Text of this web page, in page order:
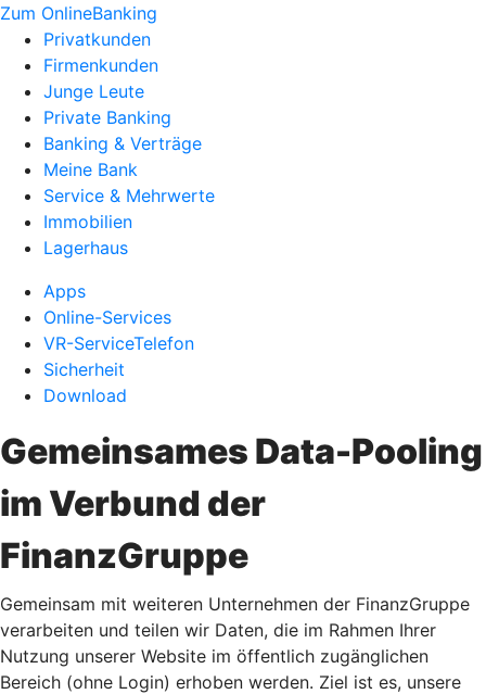
Zum OnlineBanking
Privatkunden
Firmenkunden
Junge Leute
Private Banking
Banking & Verträge
Meine Bank
Service & Mehrwerte
Immobilien
Lagerhaus
Apps
Online-Services
VR-ServiceTelefon
Sicherheit
Download
Gemeinsames Data-Pooling
im Verbund der
FinanzGruppe
Gemeinsam mit weiteren Unternehmen der FinanzGruppe
verarbeiten und teilen wir Daten, die im Rahmen Ihrer
Nutzung unserer Website im öffentlich zugänglichen
Bereich (ohne Login) erhoben werden. Ziel ist es, unsere